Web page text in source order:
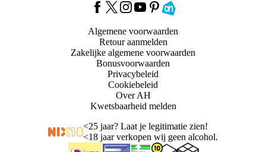
Algemene voorwaarden
Retour aanmelden
Zakelijke algemene voorwaarden
Bonusvoorwaarden
Privacybeleid
Cookiebeleid
Over AH
Kwetsbaarheid melden
<25 jaar? Laat je legitimatie zien!
<18 jaar verkopen wij geen alcohol.